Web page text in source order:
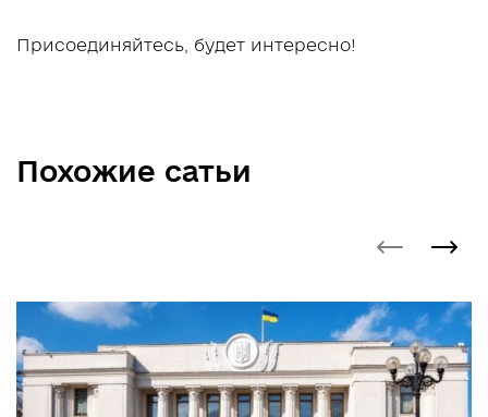
Присоединяйтесь, будет интересно!
Похожие сатьи